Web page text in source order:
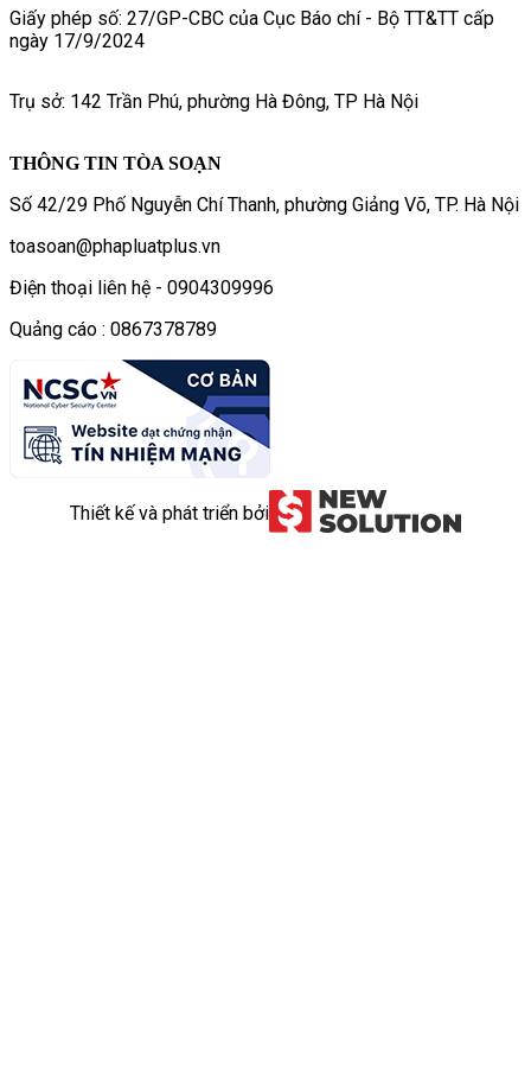
Giấy phép số: 27/GP-CBC của Cục Báo chí - Bộ TT&TT cấp
ngày 17/9/2024
Trụ sở: 142 Trần Phú, phường Hà Đông, TP Hà Nội
THÔNG TIN TÒA SOẠN
Số 42/29 Phố Nguyễn Chí Thanh, phường Giảng Võ, TP. Hà Nội
toasoan@phapluatplus.vn
Điện thoại liên hệ - 0904309996
Quảng cáo : 0867378789
Thiết kế và phát triển bởi